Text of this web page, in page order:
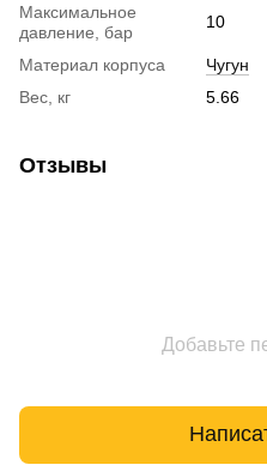
Максимальное
давление, бар
10
Материал корпуса
Чугун
Вес, кг
5.66
Отзывы
Добавьте